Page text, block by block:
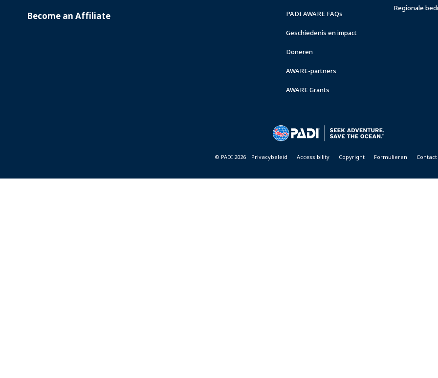
Become an Affiliate
PADI AWARE FAQs
Geschiedenis en impact
Doneren
AWARE-partners
AWARE Grants
Regionale
© PADI 2026 Privacybeleid Accessibility Copyright Formulieren Contact